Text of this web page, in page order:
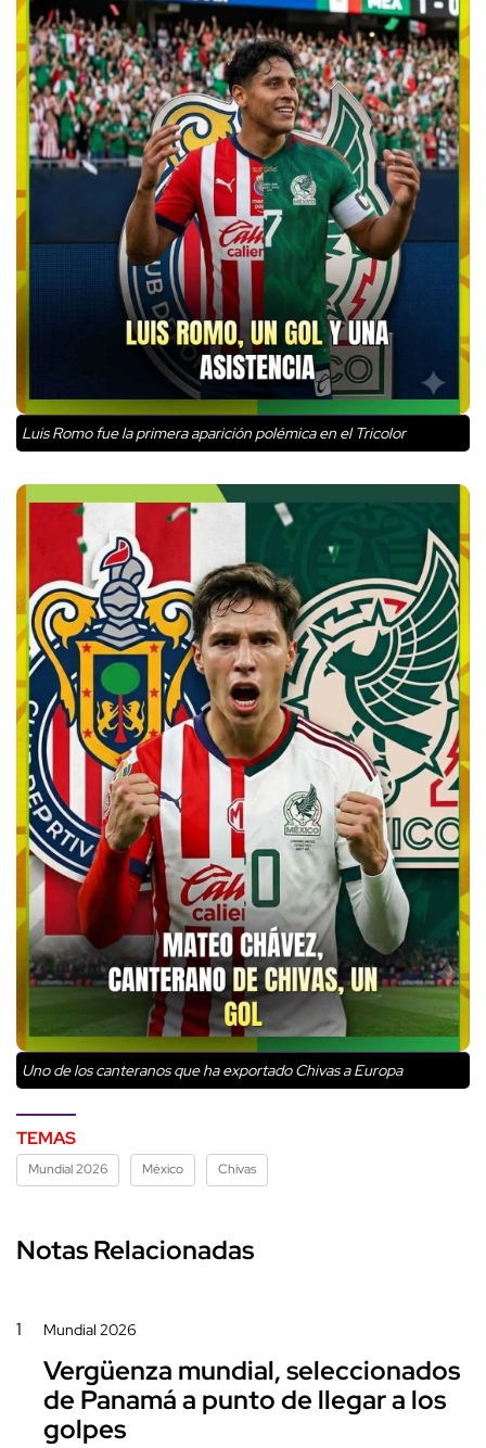
Luis Romo fue la primera aparición polémica en el Tricolor
Uno de los canteranos que ha exportado Chivas a Europa
TEMAS
Mundial 2026 México Chivas
Notas Relacionadas
1 Mundial 2026
Vergüenza mundial, seleccionados
de Panamá a punto de llegar a los
golpes